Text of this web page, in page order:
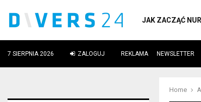
JAK ZACZĄĆ
7 SIERPNIA 2026 ZALOGUJ REKLAMA NEWSLETTER
Home